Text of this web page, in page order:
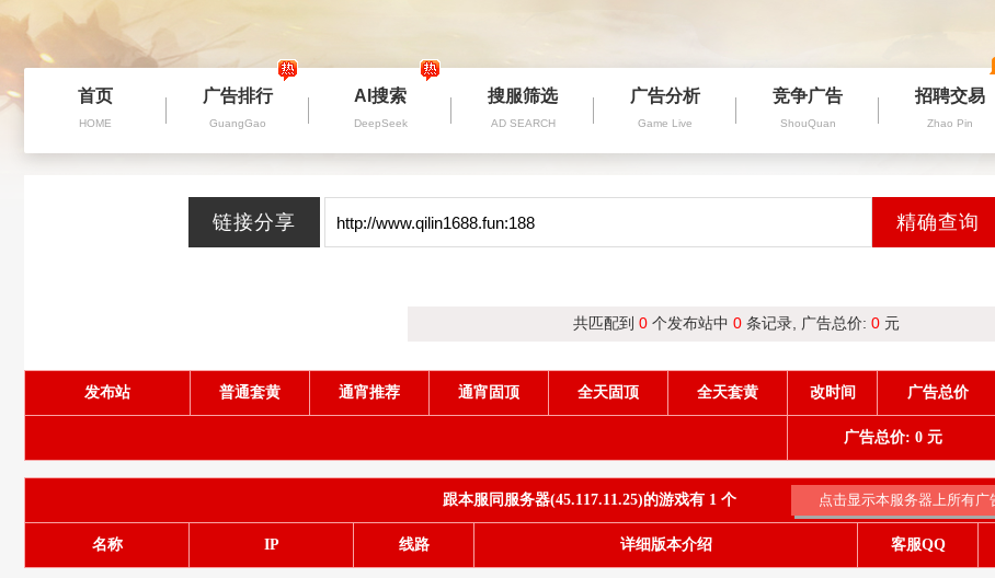
首页
HOME
广告排行
GuangGao
AI搜索
DeepSeek
搜服筛选
AD SEARCH
广告分析
Game Live
竞争广告
ShouQuan
招聘交易
Zhao Pin
共匹配到 0 个发布站中 0 条记录, 广告总价: 0 元
发布站 普通套黄 通宵推荐 通宵固顶 全天固顶 全天套黄 改时间 广告总价
广告总价: 0 元
跟本服同服务器(45.117.11.25)的游戏有 1 个
名称 IP 线路 详细版本介绍 客服QQ